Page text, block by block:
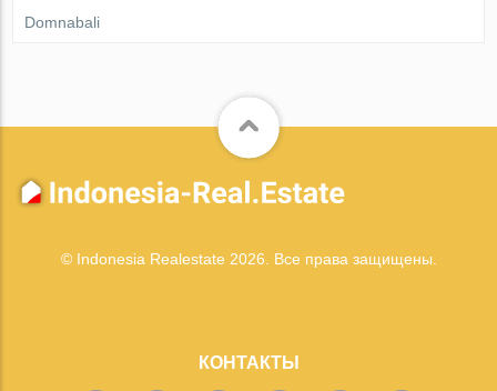
Domnabali
© Indonesia Realestate 2026. Все права защищены.
КОНТАКТЫ